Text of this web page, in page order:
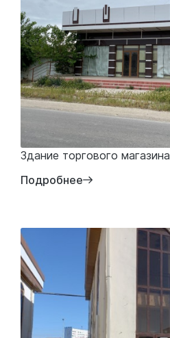
Здание торгового магазина
Подробнее